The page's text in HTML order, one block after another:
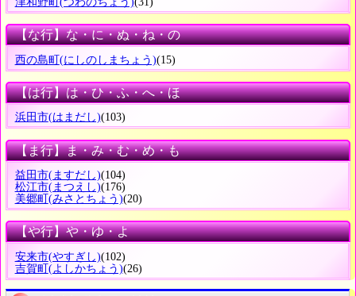
【な行】な・に・ぬ・ね・の
西の島町(にしのしまちょう)(15)
【は行】は・ひ・ふ・へ・ほ
浜田市(はまだし)(103)
【ま行】ま・み・む・め・も
益田市(ますだし)(104)
松江市(まつえし)(176)
美郷町 (みさとちょう)(20)
【や行】や・ゆ・よ
安来市(やすぎし)(102)
吉賀町 (よしかちょう)(26)